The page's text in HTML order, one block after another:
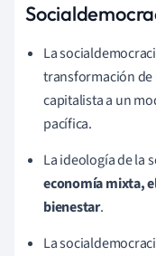
La
transformación
capitalista a un
pacífica.
La ideología de la
economía mixta,
bienestar.
La